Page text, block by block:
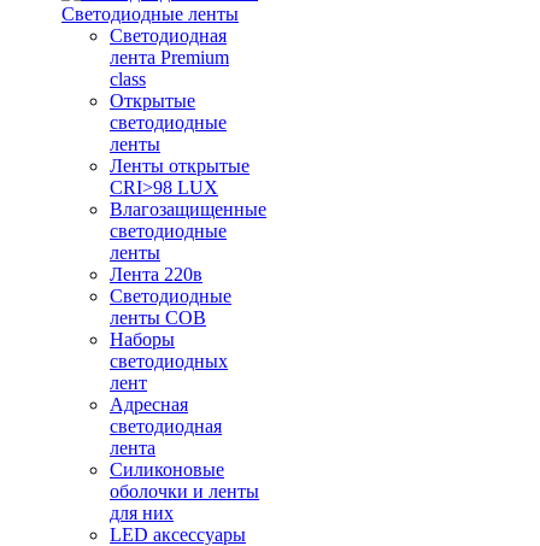
Светодиодные ленты
Светодиодная
лента Premium
class
Открытые
светодиодные
ленты
Ленты открытые
CRI>98 LUX
Влагозащищенные
светодиодные
ленты
Лента 220в
Светодиодные
ленты COB
Наборы
светодиодных
лент
Адресная
светодиодная
лента
Силиконовые
оболочки и ленты
для них
LED аксессуары